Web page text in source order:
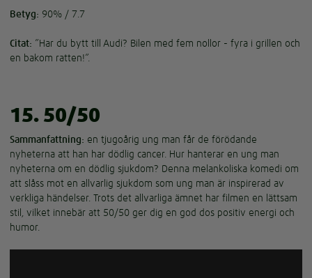
Betyg: 90% / 7.7
Citat: ”Har du bytt till Audi? Bilen med fem nollor - fyra i grillen och
en bakom ratten!”.
15. 50/50
Sammanfattning: en tjugoårig ung man får de förödande
nyheterna att han har dödlig cancer. Hur hanterar en ung man
nyheterna om en dödlig sjukdom? Denna melankoliska komedi om
att slåss mot en allvarlig sjukdom som ung man är inspirerad av
verkliga händelser. Trots det allvarliga ämnet har filmen en lättsam
stil, vilket innebär att 50/50 ger dig en god dos positiv energi och
humor.